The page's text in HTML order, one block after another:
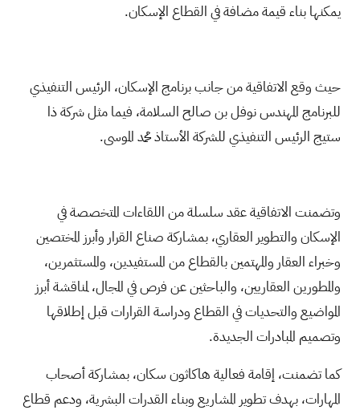
يمكنها بناء قيمة مضافة في القطاع الإسكان.
حيث وقع الاتفاقية من جانب برنامج الإسكان، الرئيس التنفيذي
للبرنامج المهندس نوفل بن صالح السلامة، فيما مثل شركة ذا
ستيج الرئيس التنفيذي للشركة الأستاذ محمد الموسى.
وتضمنت الاتفاقية عقد سلسلة من اللقاءات المتخصصة في
الإسكان والتطوير العقاري، بمشاركة صناع القرار وأبرز المختصين
وخبراء العقار والمهتمين بالقطاع من المستفيدين، والمستثمرين،
والمطورين العقاريين، والباحثين عن فرص في المجال، لمناقشة أبرز
المواضيع والتحديات في القطاع ودراسة القرارات قبل إطلاقها
وتصميم المبادرات الجديدة.
كما تضمنت، إقامة فعالية هاكاثون سكان، بمشاركة أصحاب
المهارات، بهدف تطوير المشاريع وبناء القدرات البشرية، ودعم قطاع